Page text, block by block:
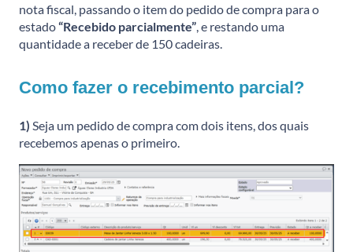
nota fiscal, passando o item do pedido de compra para o
estado“Recebido parcialmente” , e restando uma
quantidade a receber de 150 cadeiras.
Como fazer o recebimento parcial?
1) Seja um pedido de compra com dois itens, dos quais
recebemos apenas o primeiro.